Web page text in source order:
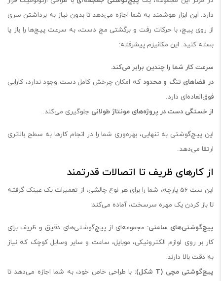
دارد. این ابزار هوشمند به شما اجازه می‌دهد تا بدون نیاز به برداشتن سری
از روی پیچ، با حرکات رفت و برگشتی مچ دست، به سرعت پیچ‌ها را باز یا
بسته کنید. این مکانیزم پیشرفته:
سرعت کار شما را چندین برابر می‌کند.
در فضاهای تنگ و محدود که امکان چرخش کامل دست وجود ندارد، کارایی
فوق‌العاده‌ای دارد.
از خستگی دست در پروژه‌های مونتاژ طولانی جلوگیری می‌کند.
این پیچ‌گوشتی به تنهایی، بهره‌وری شما را در انجام کارها به سطح بالاتری
ارتقا می‌دهد.
از کارهای ظریف تا اتصالات قدرتمند
این ست 56 پارچه، شما را برای هر نوع چالشی، از تعمیرات یک عینک گرفته
تا باز کردن یک مهره سرسخت، آماده می‌کند:
پیچ‌گوشتی‌های ساعتی: مجموعه‌ای از پیچ‌گوشتی‌های دقیق و ظریف برای
کار بر روی لوازم الکترونیکی، موبایل، ساعت و سایر وسایل کوچک که نیاز
به دقت بالا دارند.
پیچ‌گوشتی مچی (T شکل): با طراحی خاص خود، به شما اجازه می‌دهد تا